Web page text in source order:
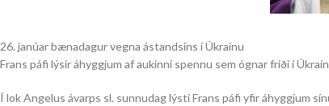
26. janúar bænadagur vegna ástandsins í Úkraínu
Frans páfi lýsir áhyggjum af aukinni spennu sem ógnar friði í
Í lok Angelus ávarps sl. sunnudag lýsti Frans páfi yfir áhyggjum